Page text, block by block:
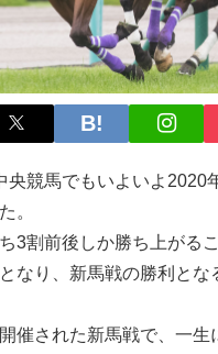
央競馬でもいよいよ2020
。
3割前後しか勝ち上がる
なり、新馬戦の勝利とな
催された新馬戦で、一生